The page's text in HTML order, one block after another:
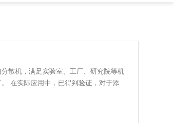
散机，满足实验室、工厂、研究院等机
在实际应用中，已得到验证，对于添加